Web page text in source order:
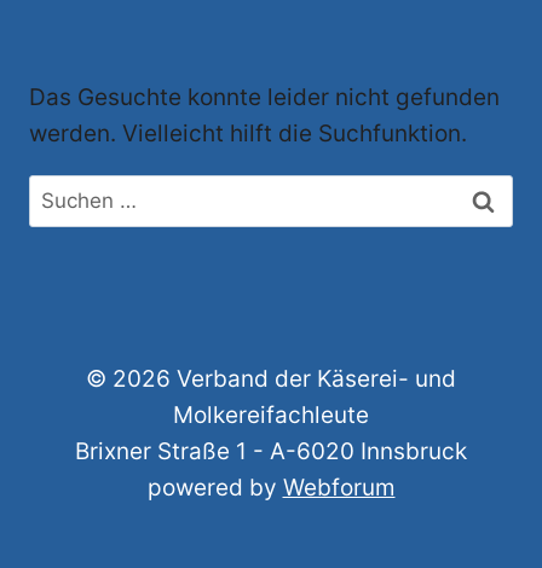
Das Gesuchte konnte leider nicht gefunden
werden. Vielleicht hilft die Suchfunktion.
© 2026 Verband der Käserei- und
Molkereifachleute
Brixner Straße 1 - A-6020 Innsbruck
powered by Webforum